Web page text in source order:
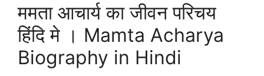
ममता आचार्य का जीवन परिचय
हिंदि मे । Mamta Acharya
Biography in Hindi